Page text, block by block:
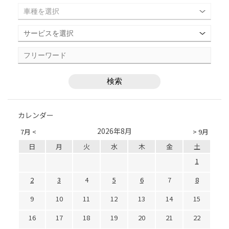
カレンダー
7月 < > 9月
2026年8月
日 月 火 水 木 金
土
1
2
3 4 5 6 7
8
9
10 11 12 13 14
15
16
17 18 19 20 21 22